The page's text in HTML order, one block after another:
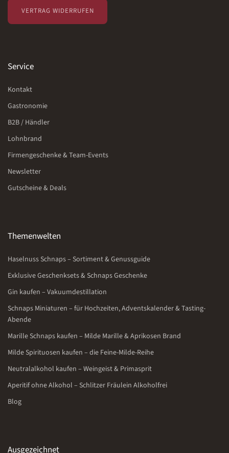
VERTRAG WIDERRUFEN
Service
Kontakt
Gastronomie
B2B / Händler
Lohnbrand
Firmengeschenke & Team-Events
Newsletter
Gutscheine & Deals
Themenwelten
Haselnuss Schnaps – Sortiment & Genussguide
Exklusive Geschenksets & Schnaps Geschenke
Gin kaufen – Vakuumdestillation
Schnaps Miniaturen – für Hochzeiten, Adventskalender & Tasting-
Abende
Marille Schnaps kaufen – Milde Marille & Aprikosen Brand
Milde Spirituosen kaufen – die Feine-Milde-Reihe
Neutralalkohol kaufen – Weingeist & Primasprit
Aperitif ohne Alkohol – Schlitzer Fräulein Alkoholfrei
Blog
Ausgezeichnet